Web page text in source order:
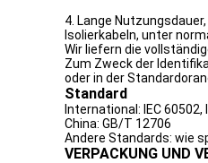
4. Lange
Isolierkabeln, unter
Wir liefern die
Zum Zweck der
oder in der
Standard
International: IEC 60502,
China: GB/T 12706
Andere Standards: wie
VERPACKUNG UND